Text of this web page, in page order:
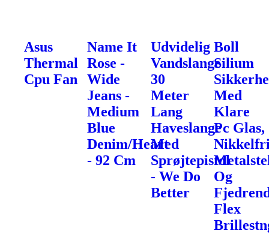
Asus
Thermal
Cpu Fan
Name It
Rose -
Wide
Jeans -
Medium
Blue
Denim/Heart
- 92 Cm
Udvidelig
Vandslange
30
Meter
Lang
Haveslange
Med
Sprøjtepistol
- We Do
Better
Boll
Silium
Med
Klare
Pc Glas,
Og
Flex